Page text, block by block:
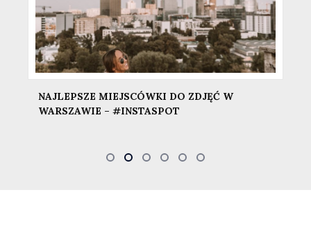
GUESS WHAT LIGHTROOM PRESETS